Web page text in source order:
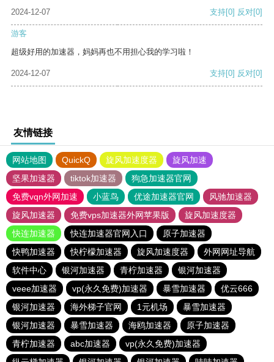
2024-12-07
支持[0] 反对[0]
游客
超级好用的加速器，妈妈再也不用担心我的学习啦！
2024-12-07 支持[0] 反对[0]
友情链接
网站地图 QuickQ 旋风加速度器
旋风加速
坚果加速器
tiktok加速器
狗急加速器官网
免费vqn外网加速
小蓝鸟 优途加速器官网
风驰加速器
旋风加速器
免费vps加速器外网苹果版
旋风加速度器
快连加速器
快连加速器官网入口
原子加速器
快鸭加速器
快柠檬加速器 旋风加速度器
外网网址导航
软件中心
银河加速器 青柠加速器
银河加速器
veee加速器
vp(永久免费)加速器 暴雪加速器
优云666
银河加速器
海外梯子官网 1元机场
暴雪加速器
银河加速器
暴雪加速器 海鸥加速器
原子加速器
青柠加速器
abc加速器
vp(永久免费)加速器